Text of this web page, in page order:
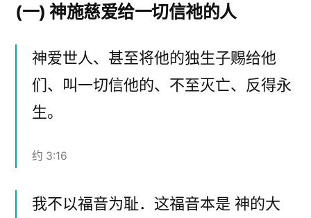
(一) 神施慈爱给一切信祂的人
神爱世人、甚至将他的独生子赐给他
们、叫一切信他的、不至灭亡、反得永
生。
约 3:16
我不以福音为耻．这福音本是 神的大